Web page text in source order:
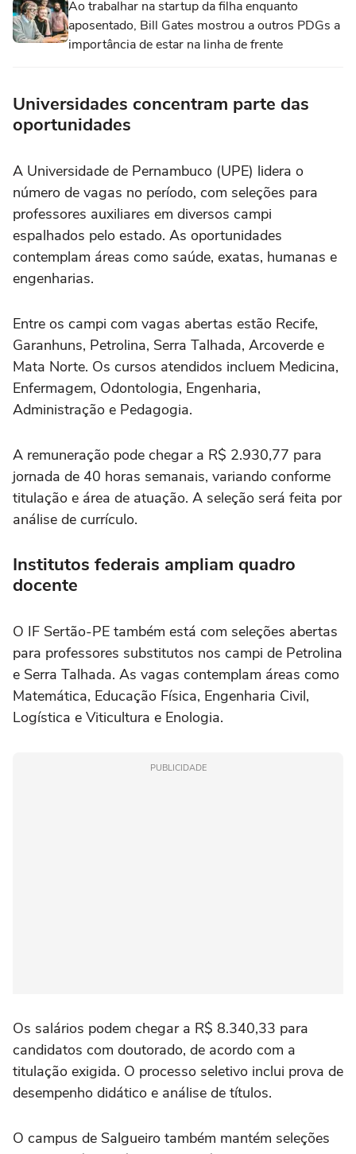
Ao trabalhar na startup da filha enquanto
aposentado, Bill Gates mostrou a outros PDGs a
importância de estar na linha de frente
Universidades concentram parte das
oportunidades
A Universidade de Pernambuco (UPE) lidera o
número de vagas no período, com seleções para
professores auxiliares em diversos campi
espalhados pelo estado. As oportunidades
contemplam áreas como saúde, exatas, humanas e
engenharias.
Entre os campi com vagas abertas estão Recife,
Garanhuns, Petrolina, Serra Talhada, Arcoverde e
Mata Norte. Os cursos atendidos incluem Medicina,
Enfermagem, Odontologia, Engenharia,
Administração e Pedagogia.
A remuneração pode chegar a R$ 2.930,77 para
jornada de 40 horas semanais, variando conforme
titulação e área de atuação. A seleção será feita por
análise de currículo.
Institutos federais ampliam quadro
docente
O IF Sertão-PE também está com seleções abertas
para professores substitutos nos campi de Petrolina
e Serra Talhada. As vagas contemplam áreas como
Matemática, Educação Física, Engenharia Civil,
Logística e Viticultura e Enologia.
PUBLICIDADE
Os salários podem chegar a R$ 8.340,33 para
candidatos com doutorado, de acordo com a
titulação exigida. O processo seletivo inclui prova de
desempenho didático e análise de títulos.
O campus de Salgueiro também mantém seleções